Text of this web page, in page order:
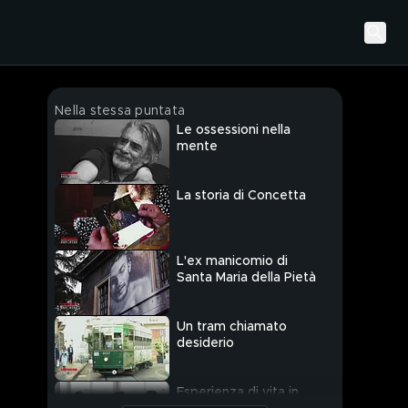
Nella stessa puntata
Le ossessioni nella
mente
La storia di Concetta
L'ex manicomio di
Santa Maria della Pietà
Un tram chiamato
desiderio
Esperienza di vita in